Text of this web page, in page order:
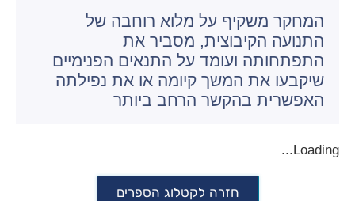
המחקר משקיף על מלוא רוחבה של
התנועה הקיבוצית, מסביר את
התפתחותה ועומד על התנאים הפנימיים
שיקבעו את המשך קיומה או את נפילתה
האפשרית בהקשר הרחב ביותר
Loading...
חזרה לקטלוג הספרים